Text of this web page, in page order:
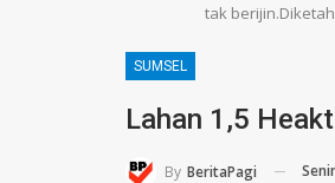
tak
SUMSEL
Lahan 1,5
By BeritaPagi